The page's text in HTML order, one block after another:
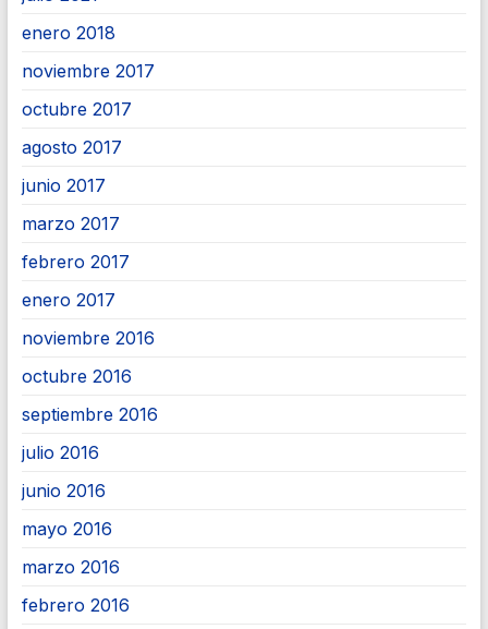
enero 2018
noviembre 2017
octubre 2017
agosto 2017
junio 2017
marzo 2017
febrero 2017
enero 2017
noviembre 2016
octubre 2016
septiembre 2016
julio 2016
junio 2016
mayo 2016
marzo 2016
febrero 2016